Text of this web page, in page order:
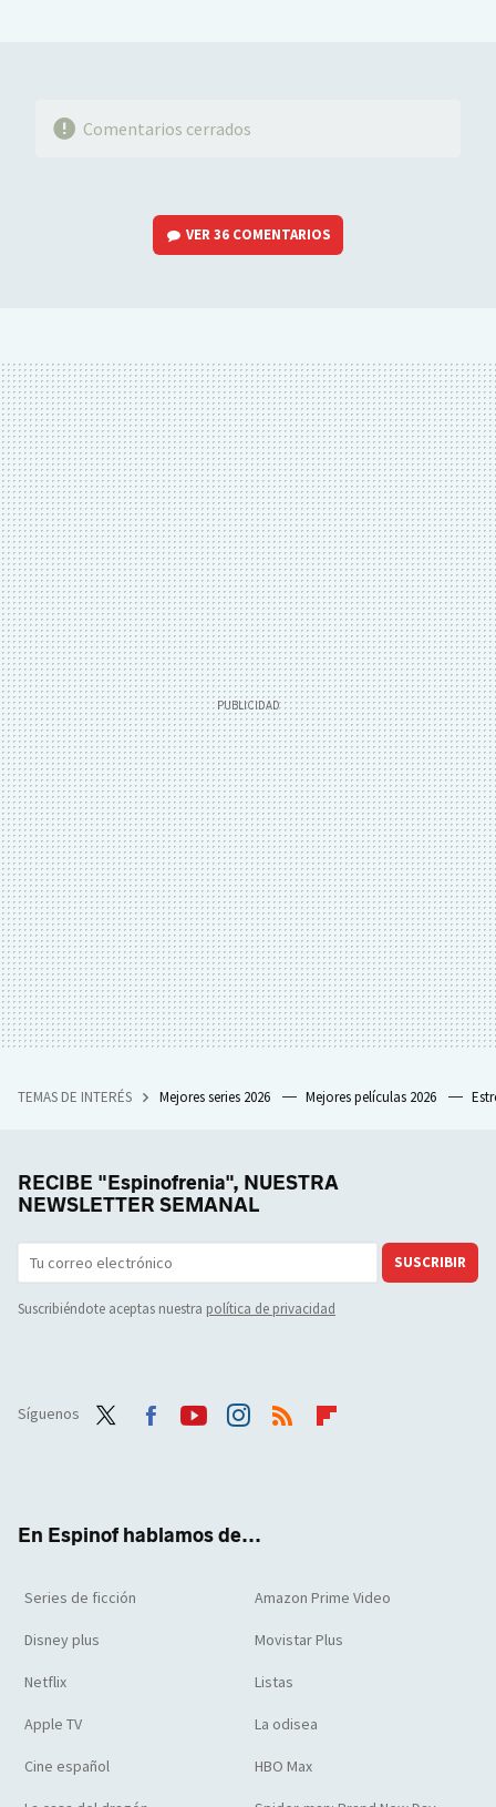
Comentarios cerrados
VER36 COMENTARIOS
TEMAS DE INTERÉS Mejores series 2026 Mejores películas 2026
RECIBE "Espinofrenia", NUESTRA
NEWSLETTER SEMANAL
SUSCRIBIR
Suscribiéndote aceptas nuestra política de privacidad
Síguenos
En Espinof hablamos de...
Series de ficción Amazon Prime Video
Disney plus Movistar Plus
Netflix Listas
Apple TV La odisea
Cine español HBO Max